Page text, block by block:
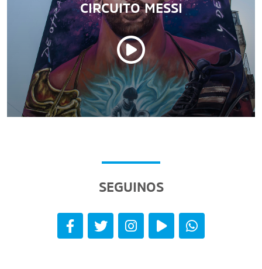
CIRCUITO MESSI
SEGUINOS